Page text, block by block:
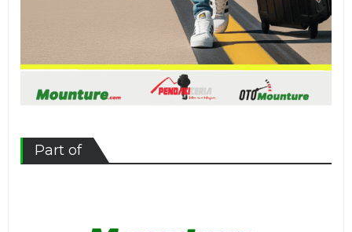
Part of